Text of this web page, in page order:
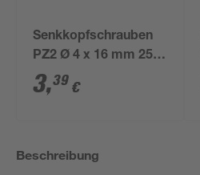
Senkkopfschrauben
PZ2 Ø 4 x 16 mm 25
Stück
3,39 €
Beschreibung